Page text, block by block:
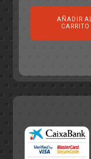
era:
AÑADIR AL
CARRITO